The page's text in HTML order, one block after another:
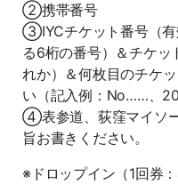
②携帯番号
③IYCチケット番号（有
る6桁の番号）＆チケ
れか）＆何枚目のチケ
い（記入例：No……、20
④表参道、荻窪マイソ
旨お書きください。
※ドロップイン（1回券